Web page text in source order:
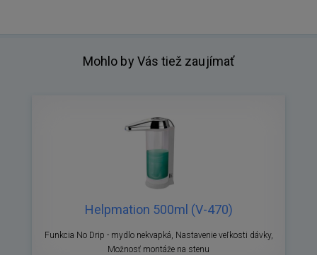
Mohlo by Vás tiež zaujímať
Helpmation 500ml (V-470)
Funkcia No Drip - mydlo nekvapká, Nastavenie veľkosti dávky,
Možnosť montáže na stenu